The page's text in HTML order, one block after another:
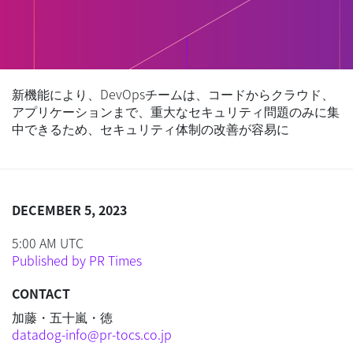
新機能により、DevOpsチームは、コードからクラウド、
アプリケーションまで、重大なセキュリティ問題のみに集
中できるため、セキュリティ体制の改善が容易に
DECEMBER 5, 2023
5:00 AM UTC
Published by PR Times
CONTACT
加藤・五十嵐・徳
datadog-info@pr-tocs.co.jp